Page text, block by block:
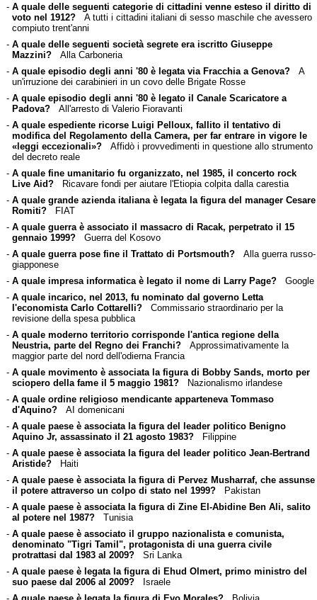
- A quale delle seguenti categorie di cittadini venne esteso il diritto di
voto nel 1912?A tutti i cittadini italiani di sesso maschile che avessero
compiuto trent'anni
- A quale delle seguenti società segrete era iscritto Giuseppe
Mazzini?Alla Carboneria
- A quale episodio degli anni '80 è legata via Fracchia a Genova?A
un'irruzione dei carabinieri in un covo delle Brigate Rosse
- A quale episodio degli anni '80 è legato il Canale Scaricatore a
Padova?All'arresto di Valerio Fioravanti
- A quale espediente ricorse Luigi Pelloux, fallito il tentativo di
modifica del Regolamento della Camera, per far entrare in vigore le
«leggi eccezionali»?Affidò i provvedimenti in questione allo strumento
del decreto reale
- A quale fine umanitario fu organizzato, nel 1985, il concerto rock
Live Aid?Ricavare fondi per aiutare l'Etiopia colpita dalla carestia
- A quale grande azienda italiana è legata la figura del manager Cesare
Romiti?FIAT
- A quale guerra è associato il massacro di Racak, perpetrato il 15
gennaio 1999?Guerra del Kosovo
- A quale guerra pose fine il Trattato di Portsmouth?Alla guerra russo-
giapponese
- A quale impresa informatica è legato il nome di Larry Page?Google
- A quale incarico, nel 2013, fu nominato dal governo Letta
l'economista Carlo Cottarelli?Commissario straordinario per la
revisione della spesa pubblica
- A quale moderno territorio corrisponde l'antica regione della
Neustria, parte del Regno dei Franchi?Approssimativamente la
maggior parte del nord dell'odierna Francia
- A quale movimento è associata la figura di Bobby Sands, morto per
sciopero della fame il 5 maggio 1981?Nazionalismo irlandese
- A quale ordine religioso mendicante apparteneva Tommaso
d'Aquino?AI domenicani
- A quale paese è associata la figura del leader politico Benigno
Aquino Jr, assassinato il 21 agosto 1983?Filippine
- A quale paese è associata la figura del leader politico Jean-Bertrand
Aristide?Haiti
- A quale paese è associata la figura di Pervez Musharraf, che assunse
il potere attraverso un colpo di stato nel 1999?Pakistan
- A quale paese è associata la figura di Zine El-Abidine Ben Ali, salito
al potere nel 1987?Tunisia
- A quale paese è associato il gruppo nazionalista e comunista,
denominato "Tigri Tamil", protagonista di una guerra civile
protrattasi dal 1983 al 2009?Sri Lanka
- A quale paese è legata la figura di Ehud Olmert, primo ministro del
suo paese dal 2006 al 2009?Israele